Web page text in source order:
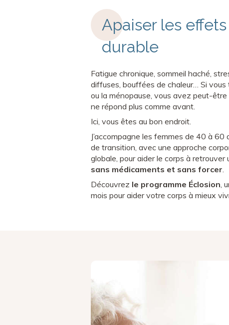
Apaiser les
durable
Fatigue chronique, sommeil haché,
diffuses, bouffées de chaleur… Si
ou la ménopause, vous avez peut-être
ne répond plus comme avant.
Ici, vous êtes au bon endroit.
J’accompagne les femmes de 40 à
de transition, avec une approche
globale, pour aider le corps à
sans médicaments et sans forcer.
Découvrez le programme Éclosion,
mois pour aider votre corps à mieux